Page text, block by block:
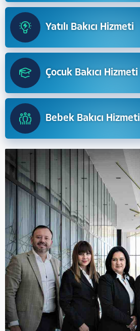
Yatılı Bakıcı Hizmeti
Çocuk Bakıcı Hizmeti
Bebek Bakıcı Hizmeti